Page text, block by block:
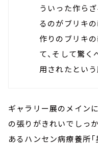
ういった作ら
るのがブリキ
作りのブリキ
て、そして驚
用されたとい
ギャラリー展のメイン
の張りがきれいでしっ
あるハンセン病療養所